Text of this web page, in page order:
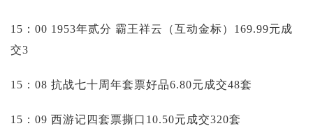
15：00 1953年贰分 霸王祥云（互动金标）169.99元成
交3
15：08 抗战七十周年套票好品6.80元成交48套
15：09 西游记四套票撕口10.50元成交320套